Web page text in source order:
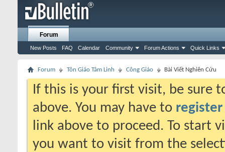
Forum
New Posts FAQ Calendar Community Forum Actions Quick Links
Forum Tôn Giáo Tâm Linh Công Giáo Bài Viết Nghiên Cứu
If this is your first visit, be sure
above. You may have to register
link above to proceed. To start
you want to visit from the